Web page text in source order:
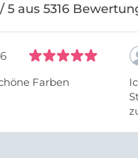
5 aus 5316
Farben